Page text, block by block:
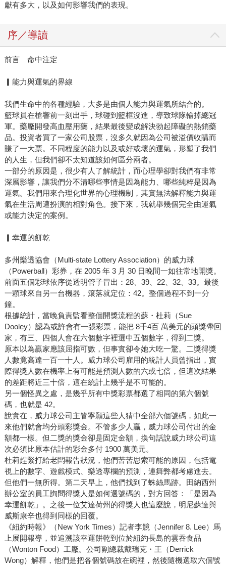
獻有多大，以及如何影響我們的表現。
序／導讀
前言 命中注定
▎能力與運氣的界線
我們生命中的各種經驗，大多是由個人能力與運氣所結合的。
籃球員在槍響前一刻出手，球碰到籃框沒進，導致球隊輸掉總冠
軍。藥廠開發高血壓用藥，結果最後變成解決勃起障礙的熱銷藥
品。投資者買了一家公司股票，沒多久就因為公司被溢價收購而
賺了一大票。不同程度的能力以及或好或壞的運氣，形塑了我們
的人生，但我們卻不太知道該如何區分兩者。
一部分的原因是，很少有人了解統計，而心理學卻對我們有非常
深層影響，讓我們分不清哪些事情是因為能力、哪些純粹是因為
運氣。我們用來合理化世界的心理機制，其實無法解釋能力與運
氣在生活周遭扮演的相對角色。接下來，我就舉幾個完全由運氣
或能力決定的案例。
▎幸運的餅乾
多州樂透協會（Multi-state Lottery Association）的威力球
（Powerball）彩券，在 2005 年 3 月 30 日晚間一如往常地開獎。
前面五個彩球依序從透明管子冒出：28、39、22、32、33。最後
一顆球來自另一台機器，滾落就定位：42。整個過程不到一分
鐘。
根據統計，當晚負責監看整個開獎流程的蘇・杜莉（Sue
Dooley）認為或許會有一張彩票，能把 8千4百 萬美元的頭獎帶回
家，有三、四個人會在六個數字裡選中五個數字，得到二獎。
原本以為贏家應該屈指可數，但事實卻令她大吃一驚。二獎得獎
人數竟高達一百一十人。威力球公司雇用的統計人員曾指出，實
際得獎人數在機率上有可能是預測人數的六或七倍，但這次結果
的差距將近三十倍，這在統計上幾乎是不可能的。
另一個怪異之處，是幾乎所有中獎彩票都選了相同的第六個號
碼，也就是 42。
說實在，威力球公司主管寧願這些人猜中全部六個號碼，如此一
來他們就會均分頭彩獎金。不管多少人贏，威力球公司付出的金
額都一樣。但二獎的獎金卻是固定金額，換句話說威力球公司這
次必須比原本估計的彩金多付 1900 萬美元。
杜莉趕緊打給老闆報告狀況，他們苦苦思索可能的原因，包括電
視上的數字、遊戲模式、樂透專欄的預測，連舞弊都考慮進去。
但他們一無所得。第二天早上，他們找到了蛛絲馬跡。田納西州
辦公室的員工詢問得獎人是如何選號碼的，對方回答：「是因為
幸運餅乾」。之後一位艾達荷州的得獎人也這麼說，明尼蘇達與
威斯康辛也得到同樣的回覆。
《紐約時報》（New York Times）記者李競（Jennifer 8. Lee）馬
上展開報導，並追溯該幸運餅乾到位於紐約長島的雲吞食品
（Wonton Food）工廠。公司副總裁戴瑞克・王（Derrick
Wong）解釋，他們是把各個號碼放在碗裡，然後隨機選取六個號